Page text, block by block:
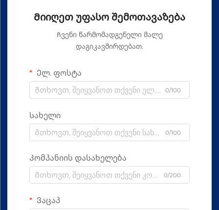
Მიიღეთ უფასო შემოთავაზება
Ჩვენი წარმომადგენელი მალე
დაგიკავშირდებათ.
Ელ. ფოსტა
0/100
Სახელი
0/100
Კომპანიის დასახელება
0/200
Ვაცაპ